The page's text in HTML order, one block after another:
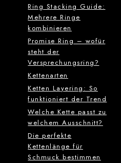
Ring Stacking Guide:
Mehrere Ringe
kombinieren
Promise Ring – wofür
steht der
Versprechungsring?
Kettenarten
Ketten Layering: So
funktioniert der Trend
Welche Kette passt zu
welchem Ausschnitt?
Die perfekte
Kettenlänge für
Schmuck bestimmen